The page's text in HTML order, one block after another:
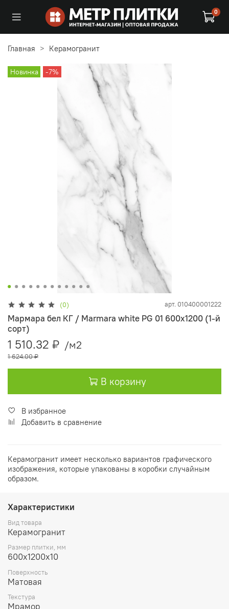
0
Главная Керамогранит
Новинка -7%
(0) арт. 010400001222
Мармара бел КГ / Marmara white PG 01 600х1200 (1-й
сорт)
1 510.32 ₽ /м2
1 624.00 ₽
В корзину
В избранное
Добавить в сравнение
Керамогранит имеет несколько вариантов графического
изображения, которые упакованы в коробки случайным
образом.
Характеристики
Вид товара
Керамогранит
Размер плитки, мм
600х1200х10
Поверхность
Матовая
Текстура
Мрамор